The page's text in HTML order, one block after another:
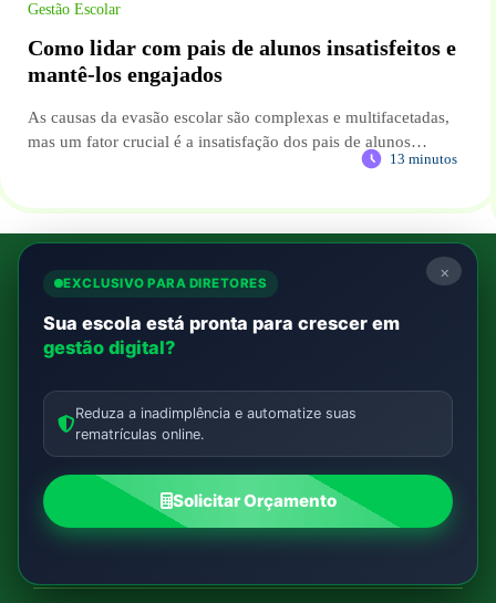
Gestão Escolar
Como lidar com pais de alunos insatisfeitos e
mantê-los engajados
As causas da evasão escolar são complexas e multifacetadas,
mas um fator crucial é a insatisfação dos pais de alunos…
13 minutos
Mais de 3.000 instituições de ensino
já estão utilizando nossa solução em
todo o Brasil e mais 7 países!
Falar com um consultor
×
EXCLUSIVO PARA DIRETORES
Sua escola está pronta para crescer em
gestão digital?
Reduza a inadimplência e automatize suas
rematrículas online.
Solicitar Orçamento